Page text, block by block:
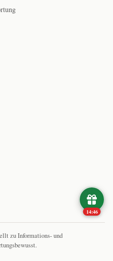
14:45
zu Informations- und